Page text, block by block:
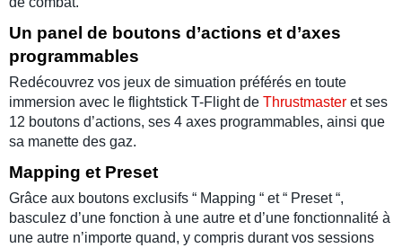
Un panel de boutons d’actions et d’axes
programmables
Redécouvrez vos jeux de simuation préférés en toute
immersion avec le flightstick T-Flightde Thrustmaster et ses
12 boutons d’actions, ses 4 axes programmables, ainsi que
sa manette des gaz.
Mapping et Preset
Grâce aux boutons exclusifs “ Mapping “ et “ Preset “,
basculez d’une fonction à une autre et d’une fonctionnalité à
une autre n’importe quand, y compris durant vos sessions